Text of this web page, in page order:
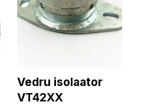
Vedru isolaator
VT42XX